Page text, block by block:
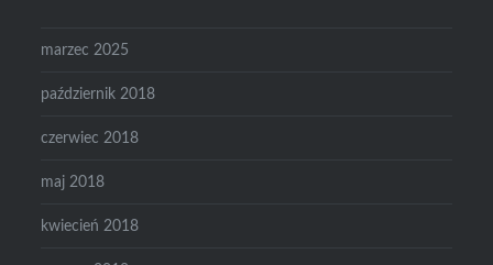
marzec 2025
październik 2018
czerwiec 2018
maj 2018
kwiecień 2018